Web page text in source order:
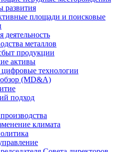
развития
площади и поисковые
деятельность
металлов
продукции
активы
технологии
(MD&A)
подход
климата